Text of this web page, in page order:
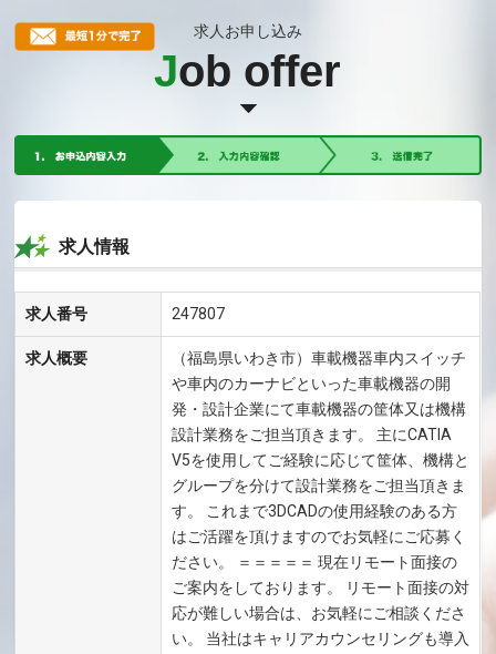
求人お申し込み
Job offer
求人情報
求人番号 247807
求人概要
（福島県いわき市）車載機器車内スイッチ
や車内のカーナビといった車載機器の開
発・設計企業にて車載機器の筐体又は機構
設計業務をご担当頂きます。 主にCATIA
V5を使用してご経験に応じて筐体、機構と
グループを分けて設計業務をご担当頂きま
す。 これまで3DCADの使用経験のある方
はご活躍を頂けますのでお気軽にご応募く
ださい。 ＝＝＝＝＝ 現在リモート面接の
ご案内をしております。 リモート面接の対
応が難しい場合は、お気軽にご相談くださ
い。 当社はキャリアカウンセリングも導入